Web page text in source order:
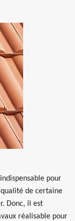
pour
qualité de certaine
Donc, il est
réalisable pour